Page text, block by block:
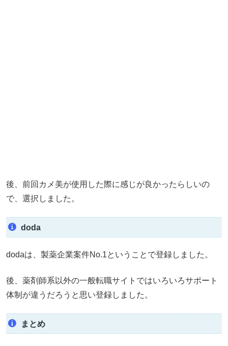
後、前回カメ美が使用した際に感じが良かったらしいの
で、選択しました。
doda
dodaは、製薬企業案件No.1ということで登録しました。
後、薬剤師系以外の一般転職サイトではいろいろサポート
体制が違うだろうと思い登録しました。
まとめ